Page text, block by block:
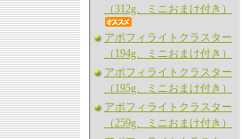
（312g、ミニおまけ付き）
アポフィライトクラスター
（194g、ミニおまけ付き）
アポフィライトクラスター
（195g、ミニおまけ付き）
アポフィライトクラスター
（259g、ミニおまけ付き）